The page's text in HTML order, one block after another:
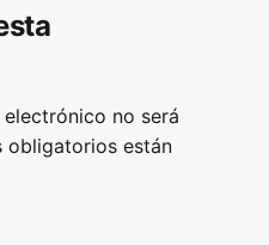
no será
obligatorios están